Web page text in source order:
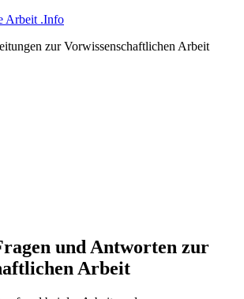
Arbeit .Info
zur Vorwissenschaftlichen Arbeit
und Antworten zur
Arbeit